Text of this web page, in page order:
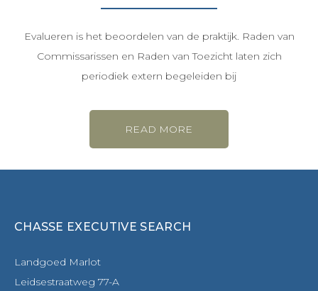
Evalueren is het beoordelen van de praktijk. Raden van
Commissarissen en Raden van Toezicht laten zich
periodiek extern begeleiden bij
READ MORE
CHASSE EXECUTIVE SEARCH
Landgoed Marlot
Leidsestraatweg 77-A